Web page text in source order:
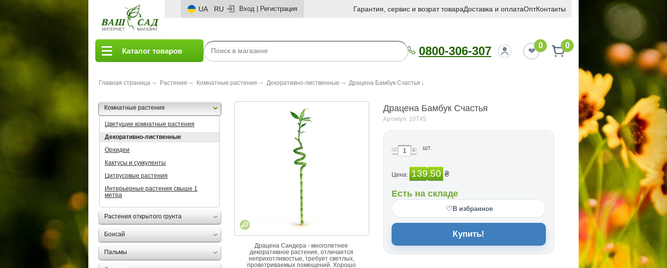
UA RU Вход Регистрация Гарантия, сервис и возрат товараДоставка и оплатаОптКонтакты
Каталог товаров 0800-306-307 0 0
Главная страница Растения Комнатные растения Декоративно-лиственные Драцена Бамбук Счастья
Комнатные растения
Цветущие комнатные растения
Декоративно-лиственные
Орхидеи
Кактусы и суккуленты
Цитрусовые растения
Интерьерные растения свыше 1
метра
Растения открытого грунта
Бонсай
Пальмы
Драцена Сандера - многолетнее
декоративное растение, отличается
неприхотливостью, требует светлых,
проветриваемых помещений. Хорошо
Драцена Бамбук Счастья
Артикул: 10745
шт.
Цена: 139.50 ₴
Есть на складе
♡В избранное
Купить!